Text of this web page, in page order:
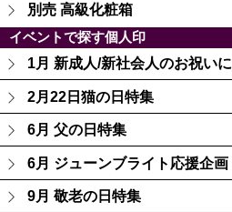
別売 高級化粧箱
イベントで探す個人印
1月 新成人/新社会人のお祝いに
2月22日猫の日特集
6月 父の日特集
6月 ジューンブライト応援企画
9月 敬老の日特集